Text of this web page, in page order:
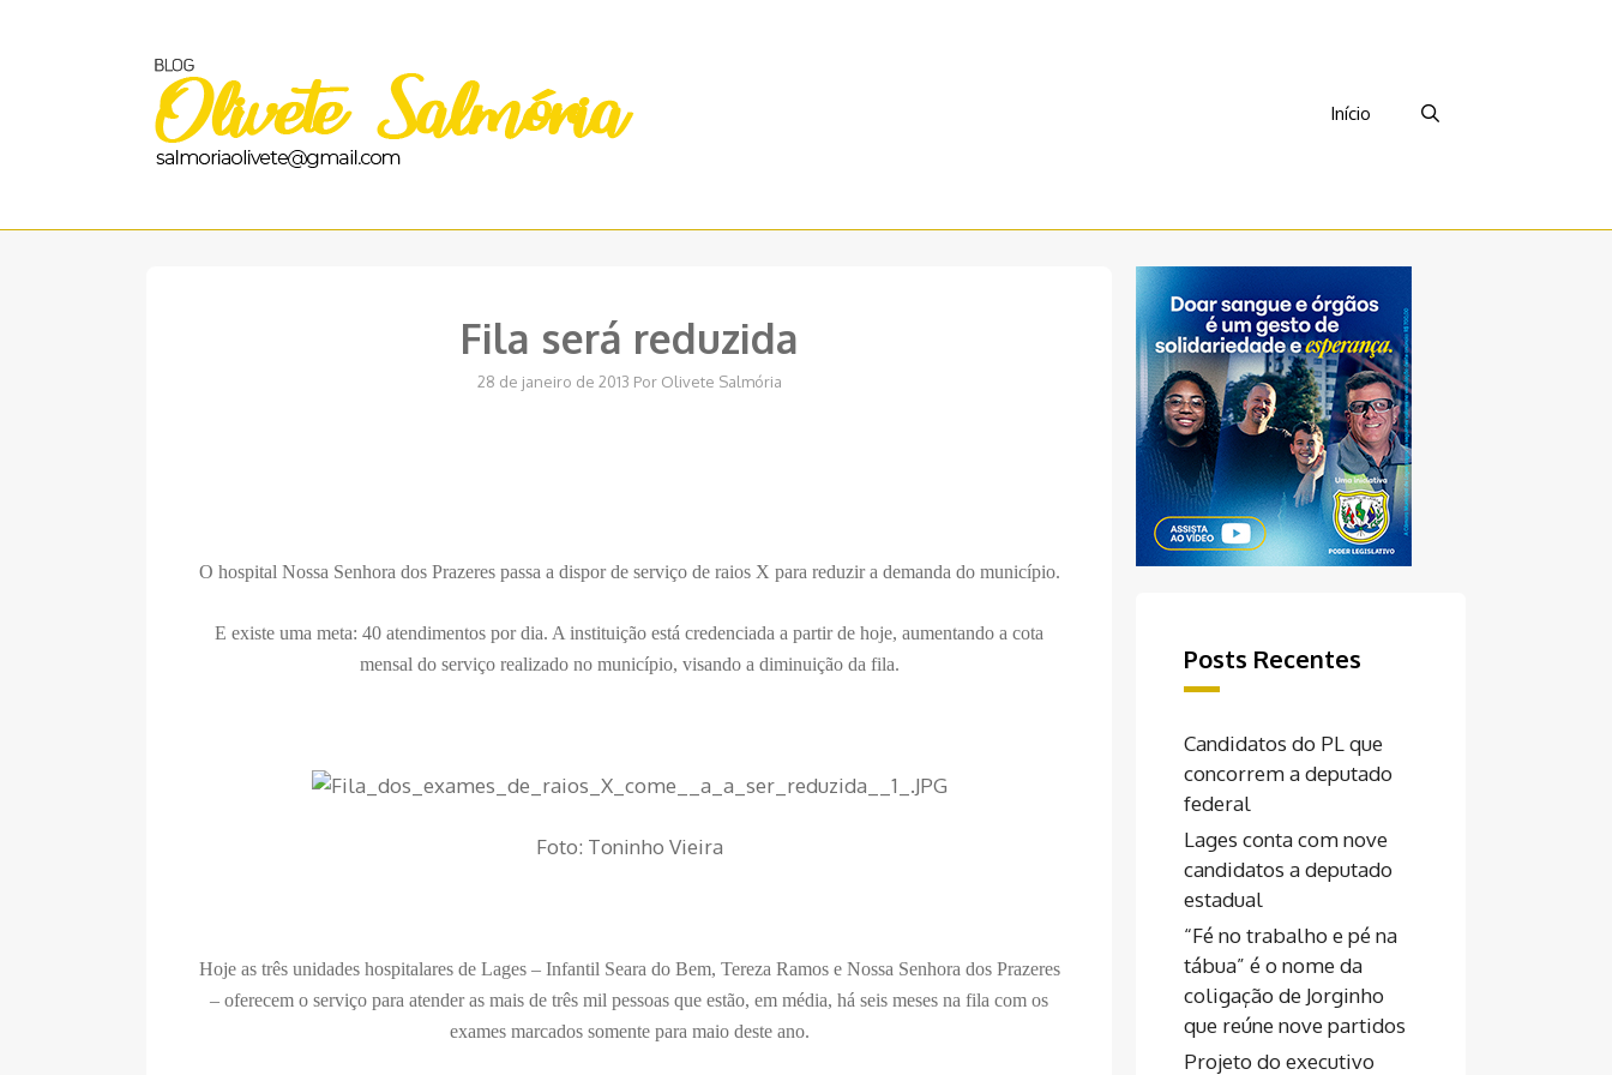
Início
Fila será reduzida
28 de janeiro de 2013 Por Olivete Salmória
O hospital Nossa Senhora dos Prazeres passa a dispor de serviço de raios X para reduzir a demanda do município.
E existe uma meta: 40 atendimentos por dia. A instituição está credenciada a partir de hoje, aumentando a cota
mensal do serviço realizado no município, visando a diminuição da fila.
Foto: Toninho Vieira
Hoje as três unidades hospitalares de Lages – Infantil Seara do Bem, Tereza Ramos e Nossa Senhora dos Prazeres
– oferecem o serviço para atender as mais de três mil pessoas que estão, em média, há seis meses na fila com os
exames marcados somente para maio deste ano.
Posts Recentes
Candidatos do PL que
concorrem a deputado
federal
Lages conta com nove
candidatos a deputado
estadual
“Fé no trabalho e pé na
tábua” é o nome da
coligação de Jorginho
que reúne nove partidos
Projeto do executivo